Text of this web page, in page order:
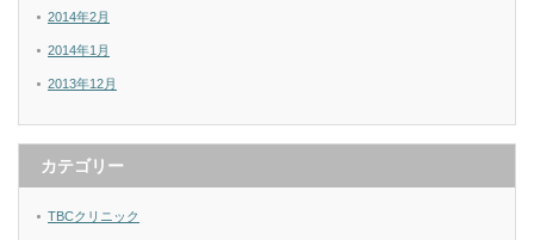
2014年2月
2014年1月
2013年12月
カテゴリー
TBCクリニック